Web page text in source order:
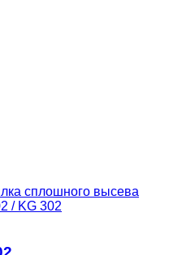
сплошного высева
/ KG 302